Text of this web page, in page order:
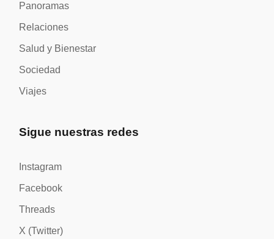
Panoramas
Relaciones
Salud y Bienestar
Sociedad
Viajes
Sigue nuestras redes
Instagram
Facebook
Threads
X (Twitter)